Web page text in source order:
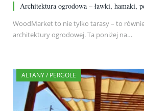
Architektura ogrodowa – ławki, hamaki,
WoodMarket to nie tylko tarasy – to
architektury ogrodowej. Ta poniżej na…
ALTANY / PERGOLE